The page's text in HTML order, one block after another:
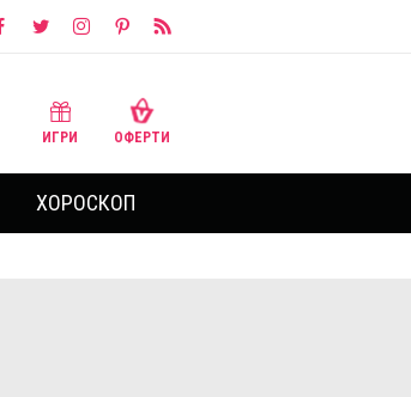
ИГРИ ОФЕРТИ
ХОРОСКОП